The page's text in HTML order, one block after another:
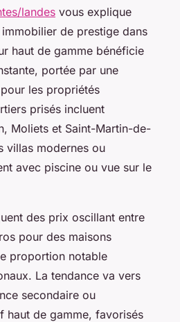
landes vous explique
de prestige dans
haut de gamme bénéficie
portée par une
les propriétés
prisés incluent
Moliets et Saint-Martin-de-
villas modernes ou
avec piscine ou vue sur le
des prix oscillant entre
pour des maisons
proportion notable
La tendance va vers
secondaire ou
haut de gamme, favorisés